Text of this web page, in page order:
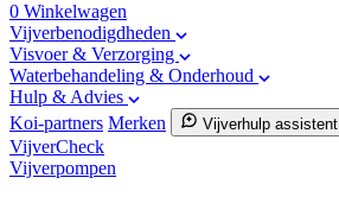
0 Winkelwagen
Vijverbenodigdheden
Visvoer & Verzorging
Waterbehandeling & Onderhoud
Hulp & Advies
Koi-partners Merken Vijverhulp assistent
VijverCheck
Vijverpompen